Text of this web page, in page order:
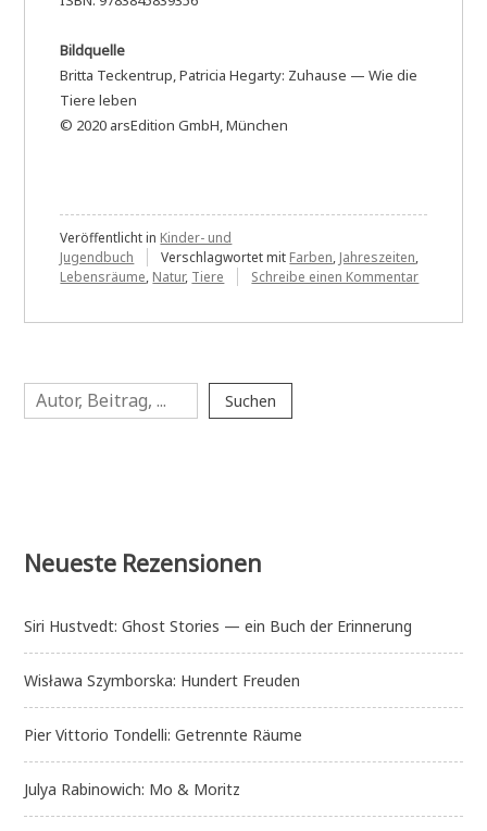
Bildquelle
Britta Teckentrup, Patricia Hegarty: Zuhause — Wie die
Tiere leben
© 2020 arsEdition GmbH, München
Veröffentlicht in Kinder- und
Jugendbuch
Verschlagwortet mit Farben, Jahreszeiten,
Lebensräume, Natur, Tiere Schreibe einen Kommentarzu
Suchen
Suchen
Neueste Rezensionen
Siri Hustvedt: Ghost Stories — ein Buch der Erinnerung
Wisława Szymborska: Hundert Freuden
Pier Vittorio Tondelli: Getrennte Räume
Julya Rabinowich: Mo & Moritz